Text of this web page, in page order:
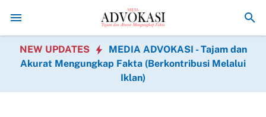
Perkuat Transformasi Layanan, PLN UID Riau dan
NEW UPDATES
MEDIA ADVOKASI - Tajam dan
Akurat Mengungkap Fakta (Berkontribusi Melalui
Iklan)